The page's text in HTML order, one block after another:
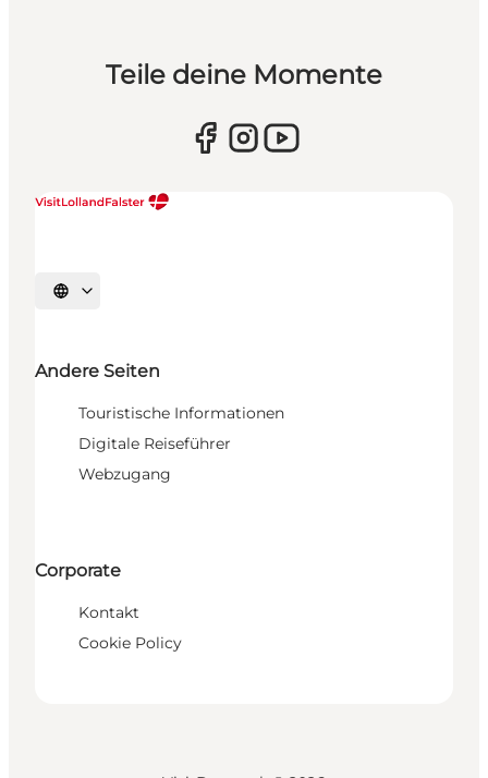
Teile deine Momente
Sprache auswählen
Andere Seiten
Touristische Informationen
Digitale Reiseführer
Webzugang
Corporate
Kontakt
Cookie Policy